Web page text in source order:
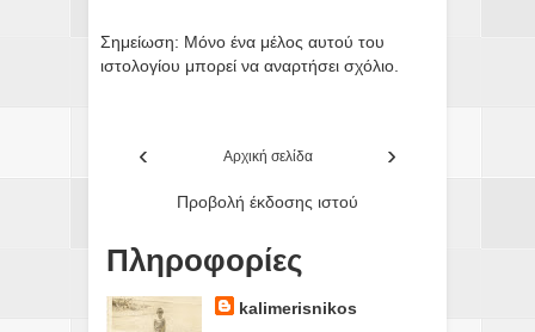
Σημείωση: Μόνο ένα μέλος αυτού του
ιστολογίου μπορεί να αναρτήσει σχόλιο.
‹ ›
Αρχική σελίδα
Προβολή έκδοσης ιστού
Πληροφορίες
kalimerisnikos